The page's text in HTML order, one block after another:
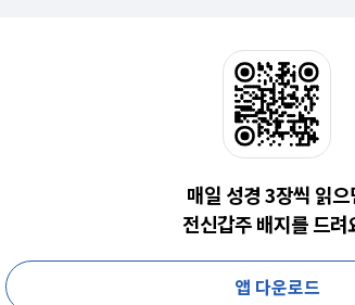
매일 성경 3장씩 읽으
전신갑주 배지를 드려
앱 다운로드